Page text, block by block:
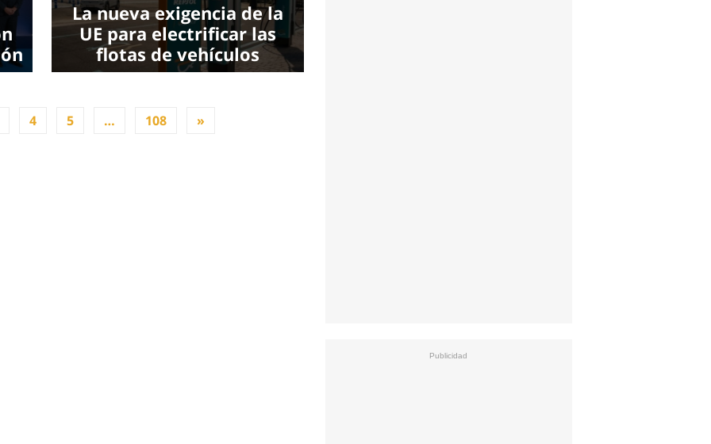
La nueva exigencia de la
UE para electrificar las
flotas de vehículos
4 5 … 108 »